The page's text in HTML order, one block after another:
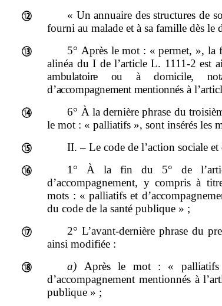
« Un annuaire des structures de
fourni au malade et à sa famille dès le
5° Après le mot : « permet, », la
alinéa du I de l’article L. 1111‑2 est
ambulatoire ou à domicile,
d’accompagnement mentionnésà
6° À la dernière phrase du
le mot : « palliatifs », sont insérés les
II. – Le code de l’action sociale
1° À la fin du 5° de
d’accompagnement, y compris à
mots : « palliatifs et
du code de la santé publique » ;
2° L’avant‑dernière phrase du
ainsi modifiée :
a) Après le mot : «
d’accompagnement mentionnés à
publique » ;